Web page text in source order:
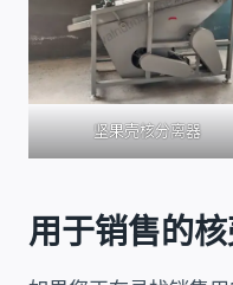
坚果壳核分离器
用于销售的